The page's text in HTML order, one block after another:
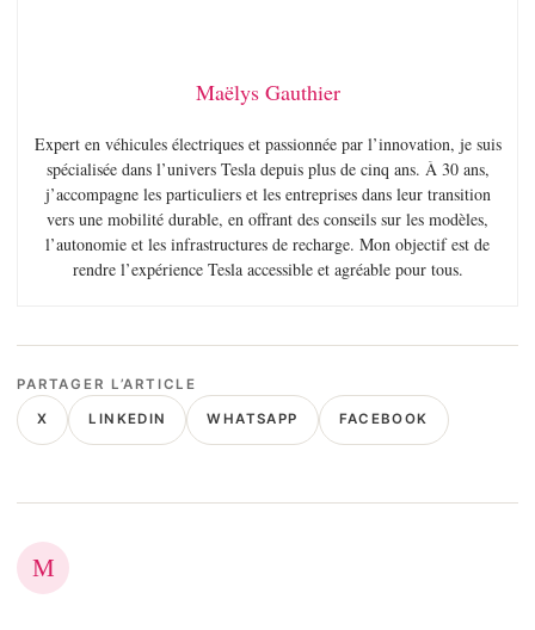
Maëlys Gauthier
Expert en véhicules électriques et passionnée par l’innovation, je suis
spécialisée dans l’univers Tesla depuis plus de cinq ans. À 30 ans,
j’accompagne les particuliers et les entreprises dans leur transition
vers une mobilité durable, en offrant des conseils sur les modèles,
l’autonomie et les infrastructures de recharge. Mon objectif est de
rendre l’expérience Tesla accessible et agréable pour tous.
PARTAGER L’ARTICLE
X LINKEDIN WHATSAPP FACEBOOK
M